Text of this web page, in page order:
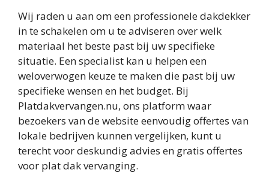
Wij raden u aan om een professionele dakdekker
in te schakelen om u te adviseren over welk
materiaal het beste past bij uw specifieke
situatie. Een specialist kan u helpen een
weloverwogen keuze te maken die past bij uw
specifieke wensen en het budget. Bij
Platdakvervangen.nu, ons platform waar
bezoekers van de website eenvoudig offertes van
lokale bedrijven kunnen vergelijken, kunt u
terecht voor deskundig advies en gratis offertes
voor plat dak vervanging.